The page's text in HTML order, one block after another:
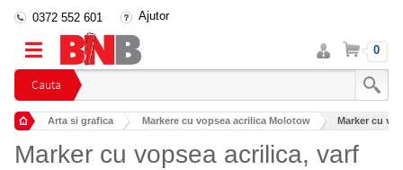
Cauta
0372 552 601 Ajutor
Intra
in
cont
Cos 0
Arta si grafica Markere cu vopsea acrilica Molotow Marker cu
Marker cu vopsea acrilica, varf